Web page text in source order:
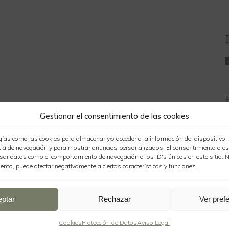
Gestionar el consentimiento de las cookies
como las cookies para almacenar y/o acceder a la información del dispositivo.
de navegación y para mostrar anuncios personalizados. El consentimiento a
datos como el comportamiento de navegación o los ID's únicos en este sitio.
puede afectar negativamente a ciertas características y funciones.
Rechazar Ver
CookiesProtección de DatosAviso Legal